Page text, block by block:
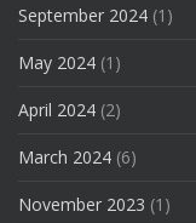
September 2024 (1)
May 2024 (1)
April 2024 (2)
March 2024 (6)
November 2023 (1)